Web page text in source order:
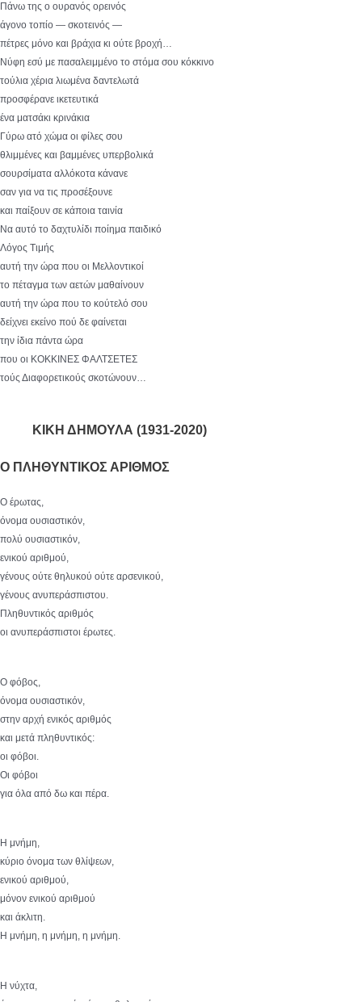
Πάνω της ο ουρανός ορεινός
άγονο τοπίο — σκοτεινός —
πέτρες μόνο και βράχια κι ούτε βροχή…
Νύφη εσύ με πασαλειμμένο το στόμα σου κόκκινο
τούλια χέρια λιωμένα δαντελωτά
προσφέρανε ικετευτικά
ένα ματσάκι κρινάκια
Γύρω ατό χώμα οι φίλες σου
θλιμμένες και βαμμένες υπερβολικά
σουρσίματα αλλόκοτα κάνανε
σαν για να τις προσέξουνε
και παίξουν σε κάποια ταινία
Να αυτό το δαχτυλίδι ποίημα παιδικό
Λόγος Τιμής
αυτή την ώρα που οι Μελλοντικοί
το πέταγμα των αετών μαθαίνουν
αυτή την ώρα που το κούτελό σου
δείχνει εκείνο πού δε φαίνεται
την ίδια πάντα ώρα
που οι ΚΟΚΚΙΝΕΣ ΦΑΛΤΣΕΤΕΣ
τούς Διαφορετικούς σκοτώνουν…
ΚΙΚΗ ΔΗΜΟΥΛΑ (1931-2020)
Ο ΠΛΗΘΥΝΤΙΚΟΣ ΑΡΙΘΜΟΣ
Ο έρωτας,
όνομα ουσιαστικόν,
πολύ ουσιαστικόν,
ενικού αριθμού,
γένους ούτε θηλυκού ούτε αρσενικού,
γένους ανυπεράσπιστου.
Πληθυντικός αριθμός
οι ανυπεράσπιστοι έρωτες.
Ο φόβος,
όνομα ουσιαστικόν,
στην αρχή ενικός αριθμός
και μετά πληθυντικός:
οι φόβοι.
Οι φόβοι
για όλα από δω και πέρα.
Η μνήμη,
κύριο όνομα των θλίψεων,
ενικού αριθμού,
μόνον ενικού αριθμού
και άκλιτη.
Η μνήμη, η μνήμη, η μνήμη.
Η νύχτα,